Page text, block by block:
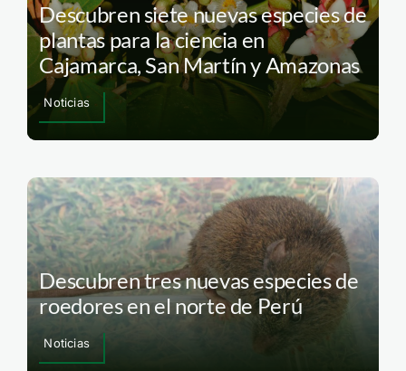
Descubren siete nuevas especies de
plantas para la ciencia en
Cajamarca, San Martín y Amazonas
Noticias
Descubren tres nuevas especies de
roedores en el norte de Perú
Noticias